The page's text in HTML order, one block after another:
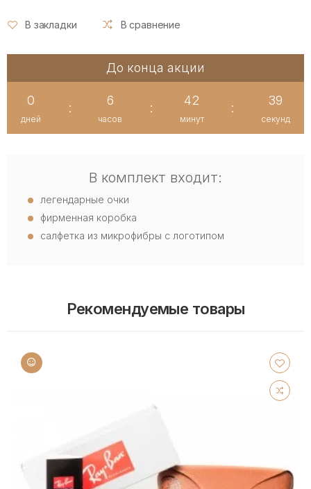
В закладки В сравнение
До конца акции
0
дней
:
6
часов
:
42
минут
:
39
секунд
В комплект входит:
легендарные очки
фирменная коробка
салфетка из микрофибры с логотипом
Рекомендуемые товары